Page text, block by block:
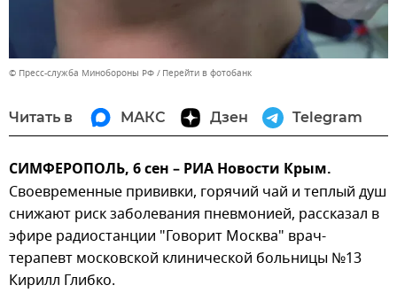
© Пресс-служба Минобороны РФ Перейти в фотобанк
Читать в МАКС Дзен Telegram
СИМФЕРОПОЛЬ, 6 сен – РИА Новости Крым.
Своевременные прививки, горячий чай и теплый душ
снижают риск заболевания пневмонией, рассказал в
эфире радиостанции "Говорит Москва" врач-
терапевт московской клинической больницы №13
Кирилл Глибко.